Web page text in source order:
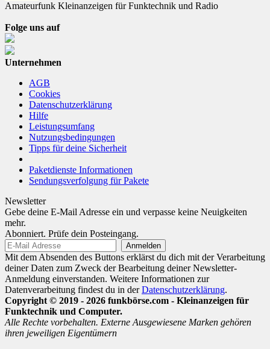
Amateurfunk Kleinanzeigen für Funktechnik und Radio
Folge uns auf
Unternehmen
AGB
Cookies
Datenschutzerklärung
Hilfe
Leistungsumfang
Nutzungsbedingungen
Tipps für deine Sicherheit
Paketdienste Informationen
Sendungsverfolgung für Pakete
Newsletter
Gebe deine E-Mail Adresse ein und verpasse keine Neuigkeiten
mehr.
Abonniert. Prüfe dein Posteingang.
Mit dem Absenden des Buttons erklärst du dich mit der Verarbeitung
deiner Daten zum Zweck der Bearbeitung deiner Newsletter-
Anmeldung einverstanden. Weitere Informationen zur
Datenverarbeitung findest du in derDatenschutzerklärung.
Copyright © 2019 - 2026 funkbörse.com - Kleinanzeigen für
Funktechnik und Computer.
Alle Rechte vorbehalten. Externe Ausgewiesene Marken gehören
ihren jeweiligen Eigentümern